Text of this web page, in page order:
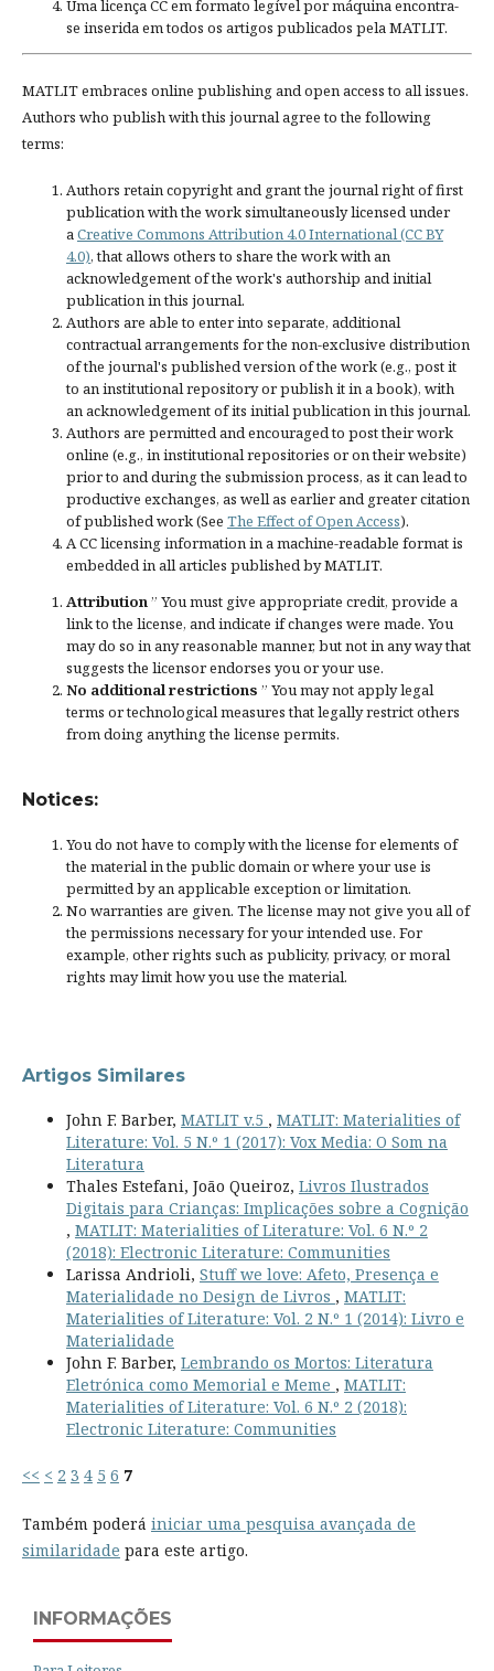
Uma licença CC em formato legível por máquina encontra-
se inserida em todos os artigos publicados pela MATLIT.
MATLIT embraces online publishing and open access to all issues.
Authors who publish with this journal agree to the following
terms:
Authors retain copyright and grant the journal right of first
publication with the work simultaneously licensed under
aCreative Commons Attribution 4.0 International (CC BY
4.0), that allows others to share the work with an
acknowledgement of the work's authorship and initial
publication in this journal.
Authors are able to enter into separate, additional
contractual arrangements for the non-exclusive distribution
of the journal's published version of the work (e.g., post it
to an institutional repository or publish it in a book), with
an acknowledgement of its initial publication in this journal.
Authors are permitted and encouraged to post their work
online (e.g., in institutional repositories or on their website)
prior to and during the submission process, as it can lead to
productive exchanges, as well as earlier and greater citation
of published work (See The Effect of Open Access).
A CC licensing information in a machine-readable format is
embedded in all articles published by MATLIT.
Attribution” You must give appropriate credit, provide a
link to the license, andindicate if changes were made. You
may do so in any reasonable manner, but not in any way that
suggests the licensor endorses you or your use.
No additional restrictions ” You may not apply legal
terms ortechnological measuresthat legally restrict others
from doing anything the license permits.
Notices:
You do not have to comply with the license for elements of
the material in the public domain or where your use is
permitted by an applicable exception or limitation.
No warranties are given. The license may not give you all of
the permissions necessary for your intended use. For
example, other rights such as publicity, privacy, or moral
rights may limit how you use the material.
Artigos Similares
John F. Barber, MATLIT v.5 , MATLIT: Materialities of
Literature: Vol. 5 N.º 1 (2017): Vox Media: O Som na
Literatura
Thales Estefani, João Queiroz, Livros Ilustrados
Digitais para Crianças: Implicações sobre a Cognição
, MATLIT: Materialities of Literature: Vol. 6 N.º 2
(2018): Electronic Literature: Communities
Larissa Andrioli, Stuff we love: Afeto, Presença e
Materialidade no Design de Livros , MATLIT:
Materialities of Literature: Vol. 2 N.º 1 (2014): Livro e
Materialidade
John F. Barber, Lembrando os Mortos: Literatura
Eletrónica como Memorial e Meme , MATLIT:
Materialities of Literature: Vol. 6 N.º 2 (2018):
Electronic Literature: Communities
<< < 2 3 4 5 6 7
Também poderá iniciar uma pesquisa avançada de
similaridade para este artigo.
INFORMAÇÕES